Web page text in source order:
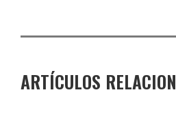
ARTÍCULOS